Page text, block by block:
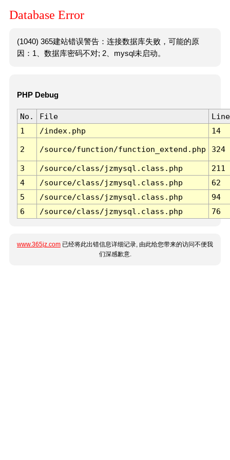
Database Error
(1040) 365建站错误警告：连接数据库失败，可能的原
因：1、数据库密码不对; 2、mysql未启动。
PHP Debug
No. File
Line
1
/index.php 14
2 /source/function/function_extend.php 324
3 /source/class/jzmysql.class.php
211
4
/source/class/jzmysql.class.php
62
5
/source/class/jzmysql.class.php
94
6
/source/class/jzmysql.class.php 76
www.365jz.com 已经将此出错信息详细记录, 由此给您带来的访问不便我
们深感歉意.